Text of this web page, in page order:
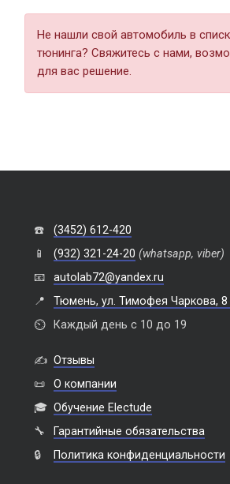
Не нашли свой автомобиль в
тюнинга? Свяжитесь с нами,
для вас решение.
☎️
(3452) 612-420
📱
(932) 321-24-20 (whatsapp, viber)
📧
autolab72@yandex.ru
📍
Тюмень, ул. Тимофея Чаркова, 8
⏲️
Каждый день с 10 до 19
✍️ Отзывы
📜
О компании
🎓 Обучение Electude
🔧
Гарантийные обязательства
🔒
Политика конфиденциальности